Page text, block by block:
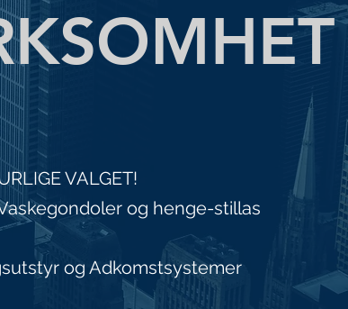
VALGET!
og henge-stillas
og Adkomstsystemer